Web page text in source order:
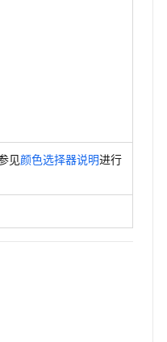
见颜色选择器说明进行